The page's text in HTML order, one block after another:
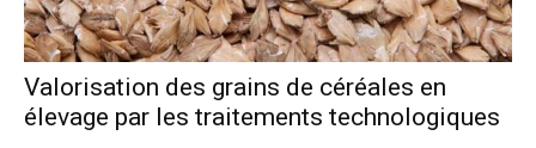
Valorisation des grains de céréales en
élevage par les traitements technologiques